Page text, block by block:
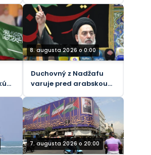
8. augusta 2026 o 0:00
Duchovný z Nadžafu
varuje pred arabskou
7. augusta 2026 o 20:00